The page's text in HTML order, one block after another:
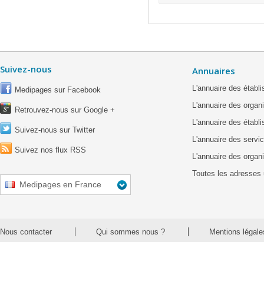
Suivez-nous
Medipages sur Facebook
Retrouvez-nous sur Google +
Suivez-nous sur Twitter
Suivez nos flux RSS
Medipages en France
Annuaires
L'annuaire des
L'annuaire des
L'annuaire des
L'annuaire des
L'annuaire des
Toutes les adresses
Nous contacter Qui sommes nous ? Mentions